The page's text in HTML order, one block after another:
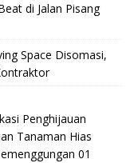
di Jalan Pisang
Space Disomasi,
Penghijauan
Tanaman Hias
01